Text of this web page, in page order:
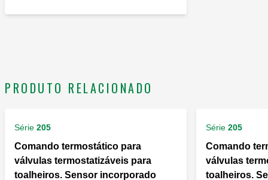
PRODUTO RELACIONADO
Série 205
Comando termostático para
válvulas termostatizáveis para
toalheiros. Sensor incorporado
Série 205
Comando
válvulas
toalheiros.